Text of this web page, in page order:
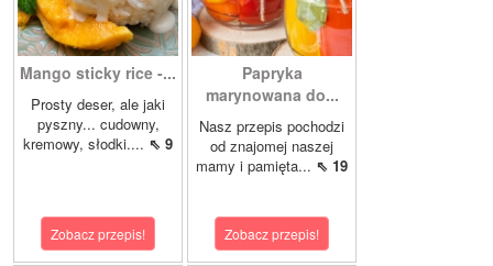
Mango sticky rice -...
Prosty deser, ale jaki
pyszny... cudowny,
kremowy, słodki.... ⇖ 9
Zobacz przepis!
Papryka
marynowana do...
Nasz przepis pochodzi
od znajomej naszej
mamy i pamięta... ⇖ 19
Zobacz przepis!